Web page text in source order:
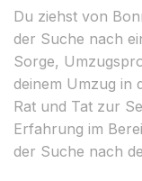
Du ziehst von
der Suche nach
Sorge,
deinem Umzug in
Rat und Tat zur
Erfahrung im
der Suche nach